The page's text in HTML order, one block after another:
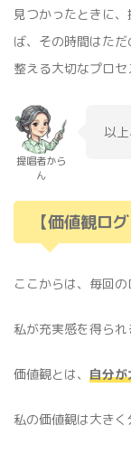
見つかったときに
ば、その時間はた
整える大切なプロ
提唱者から
ん
以
【価値観ロ
ここからは、毎回
私が充実感を得ら
価値観とは、 自分が
私の価値観は大き